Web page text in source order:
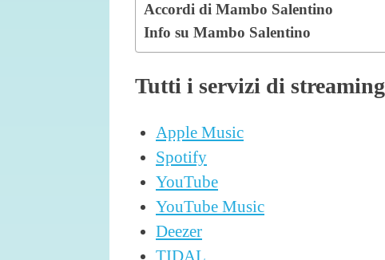
Accordi di Mambo Salentino
Info su Mambo Salentino
Tutti i servizi di streaming
Apple Music
Spotify
YouTube
YouTube Music
Deezer
TIDAL